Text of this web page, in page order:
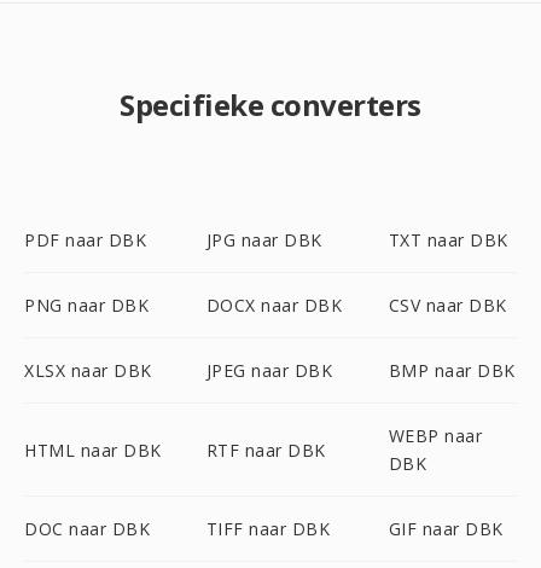
Specifieke converters
PDF naar DBK JPG naar DBK TXT naar DBK
PNG naar DBK DOCX naar DBK CSV naar DBK
XLSX naar DBK JPEG naar DBK BMP naar DBK
HTML naar DBK RTF naar DBK
WEBP naar
DBK
DOC naar DBK TIFF naar DBK GIF naar DBK